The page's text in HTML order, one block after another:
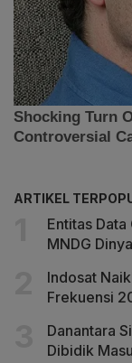
ARTIKEL
Entitas
MNDG
Indosat
Frekuensi
Danantara
Dibidik